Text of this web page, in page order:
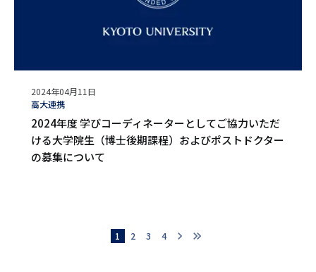
公
開
日
2024年04月11日
タ
グ
高大連携
2024年度 学びコーディネーターとしてご協力いただ
ける大学院生（博士後期課程）およびポストドクター
の募集について
カレントページ
1 ページ
2 ページ
3 ページ
4 次ページ
chevron_right chevron_right
chevron_right